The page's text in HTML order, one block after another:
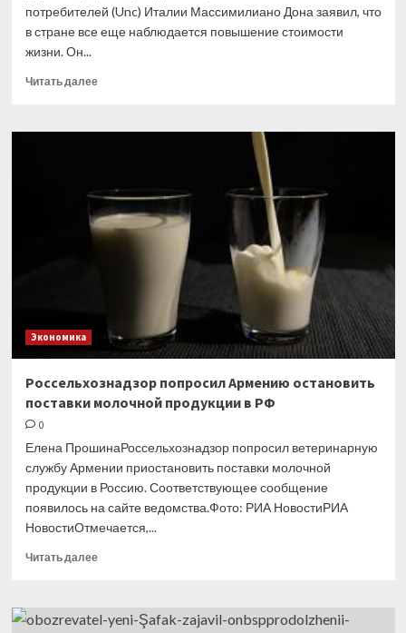
потребителей (Unc) Италии Массимилиано Дона заявил, что
в стране все еще наблюдается повышение стоимости
жизни. Он...
Читать далееПрочитать
В Италии
стоимости
жизни
Экономика
Россельхознадзор попросил Армению остановить
поставки молочной продукции в РФ
0
Елена ПрошинаРоссельхознадзор попросил ветеринарную
службу Армении приостановить поставки молочной
продукции в Россию. Соответствующее сообщение
появилось на сайте ведомства.Фото: РИА НовостиРИА
НовостиОтмечается,...
Читать далееПрочитать
попросил